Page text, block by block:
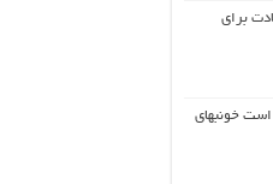
برای
خونبهای